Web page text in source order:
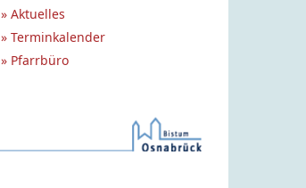
» Aktuelles
» Terminkalender
» Pfarrbüro